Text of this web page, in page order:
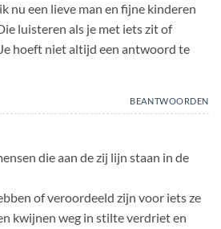
nu een lieve man en fijne kinderen
luisteren als je met iets zit of
hoeft niet altijd een antwoord te
BEANTWOORDEN
die aan de zij lijn staan in de
of veroordeeld zijn voor iets ze
kwijnen weg in stilte verdriet en